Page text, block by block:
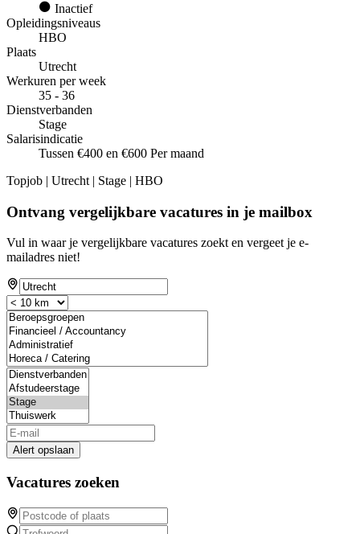
Inactief
Opleidingsniveaus
HBO
Plaats
Utrecht
Werkuren per week
35 - 36
Dienstverbanden
Stage
Salarisindicatie
Tussen €400 en €600 Per maand
Topjob | Utrecht | Stage | HBO
Ontvang vergelijkbare vacatures in je mailbox
Vul in waar je vergelijkbare vacatures zoekt en vergeet je e-
mailadres niet!
Alert opslaan
Vacatures zoeken